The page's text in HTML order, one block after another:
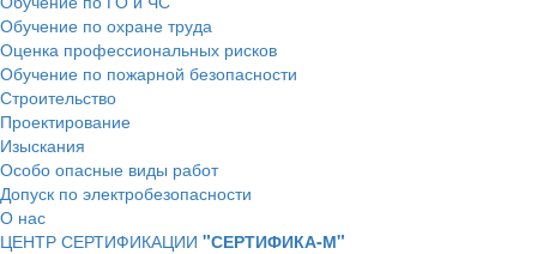
Обучение по охране труда
Оценка профессиональных рисков
Обучение по пожарной безопасности
Строительство
Проектирование
Изыскания
Особо опасные виды работ
Допуск по электробезопасности
О нас
ЦЕНТР СЕРТИФИКАЦИИ "СЕРТИФИКА-М"